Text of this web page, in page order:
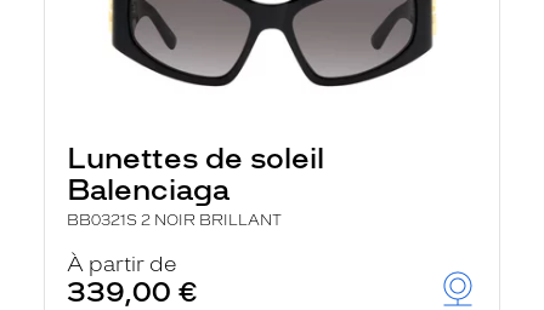
Lunettes de soleil
Balenciaga
BB0321S 2 NOIR BRILLANT
À partir de
339,00 €